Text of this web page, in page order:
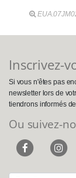
Inscrivez-
Si vous n'êtes pas
newsletter lors de
tiendrons informés
Ou suivez-